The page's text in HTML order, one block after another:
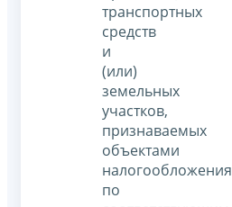
транспортных
средств
и
(или)
земельных
участков,
признаваемых
объектами
налогообложения
по